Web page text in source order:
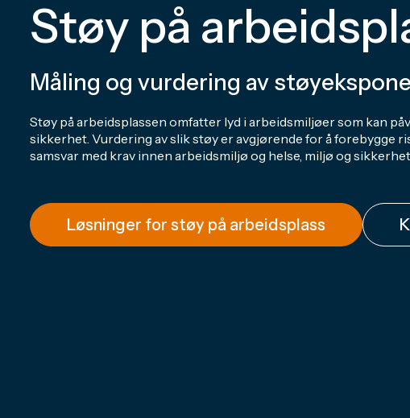
Støy på
Måling og vurdering av
Støy på arbeidsplassen omfatter lyd i arbeidsmiljøer som kan
sikkerhet. Vurdering av slik støy er avgjørende for å forebygge
samsvar med krav innen arbeidsmiljø og helse, miljø og
Løsninger for støy på arbeidsplass